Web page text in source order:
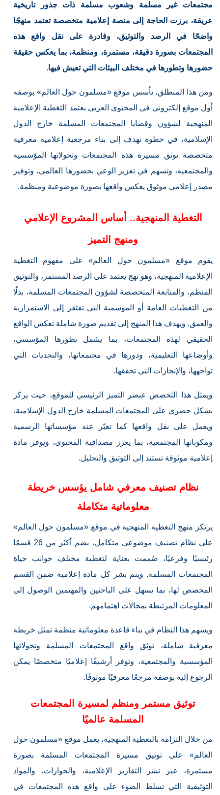
مجتمعات غير مسلمة وشعوب مسلمة ذات جذور تاريخية
عريقة، برزت الحاجة إلى منصة إعلامية متخصصة تعتمد منهجًا
واضحًا في الرصد والتوثيق، وقادرة على نقل واقع هذه
المجتمعات بصورة دقيقة، مستمرة، ومنظمة، بما يعكس حقيقة
حضورها وتطورها في مختلف البيئات التي تعيش فيها.
ومن هذا المنطلق، تأسس موقع «مسلمون حول العالم» بوصفه
أول موقع إلكتروني في المحتوى العربي يعتمد التغطية الإعلامية
المنهجية لشؤون وقضايا المجتمعات المسلمة خارج الدول
الإسلامية، في خطوة تهدف إلى بناء مرجعية إعلامية معرفية
متخصصة توثق مسيرة هذه المجتمعات وتحولاتها المؤسسية
والمجتمعية، وتسهم في تعزيز الوعي بحضورها العالمي، وتوفير
مصدر إعلامي موثوق يعكس واقعها بصورة موضوعية ومنظمة.
التغطية المنهجية.. أساس المشروع الإعلامي
ومنهج التميز
يقوم موقع «مسلمون حول العالم» على مفهوم التغطية
الإعلامية المنهجية، وهو نهج يعتمد على الرصد المستمر، والتوثيق
المنظم، والمتابعة المتخصصة لشؤون المجتمعات المسلمة، بدلًا
من التغطيات العامة أو الموسمية التي تفتقر إلى الاستمرارية
والعمق. ويهدف هذا المنهج إلى تقديم صورة شاملة تعكس الواقع
الحقيقي لهذه المجتمعات، بما يشمل تطورها المؤسسي،
وأوضاعها التعليمية، ودورها في مجتمعاتها، والتحديات التي
تواجهها، والإنجازات التي تحققها.
ويمثل هذا التخصص عنصر التميز الرئيسي للموقع، حيث يركز
بشكل حصري على المجتمعات المسلمة خارج الدول الإسلامية،
ويعمل على نقل واقعها كما تعبّر عنه مؤسساتها الرسمية
ومكوناتها المجتمعية، بما يعزز مصداقية المحتوى، ويوفر مادة
إعلامية موثوقة تستند إلى التوثيق والتحليل.
نظام تصنيف معرفي شامل يؤسس خريطة
معلوماتية متكاملة
يرتكز منهج التغطية المنهجية في موقع «مسلمون حول العالم»
على نظام تصنيف موضوعي متكامل، يضم أكثر من 26 قسمًا
رئيسيًا وفرعيًا، صُممت بعناية لتغطية مختلف جوانب حياة
المجتمعات المسلمة. ويتم نشر كل مادة إعلامية ضمن القسم
المخصص لها، بما يسهل على الباحثين والمهتمين الوصول إلى
المعلومات المرتبطة بمجالات اهتمامهم.
ويسهم هذا النظام في بناء قاعدة معلوماتية منظمة تمثل خريطة
معرفية شاملة، توثق واقع المجتمعات المسلمة وتحولاتها
المؤسسية والمجتمعية، وتوفر أرشيفًا إعلاميًا متخصصًا يمكن
الرجوع إليه بوصفه مرجعًا معرفيًا موثوقًا.
توثيق مستمر ومنظم لمسيرة المجتمعات
المسلمة عالميًا
من خلال التزامه بالتغطية المنهجية، يعمل موقع «مسلمون حول
العالم» على توثيق مسيرة المجتمعات المسلمة بصورة
مستمرة، عبر نشر التقارير الإعلامية، والحوارات، والمواد
التوثيقية التي تسلط الضوء على واقع هذه المجتمعات في